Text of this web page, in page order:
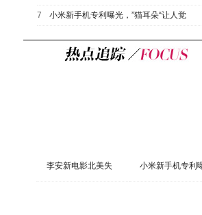
7 小米新手机专利曝光，”猫耳朵“让人觉
李安新电影北美失 小米新手机专利